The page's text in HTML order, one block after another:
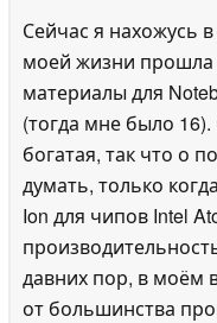
Сейчас я нахожусь
моей жизни прошла
материалы для
(тогда мне было
богатая, так что о
думать, только
Ion для чипов Intel
давних пор, в моём
от большинства